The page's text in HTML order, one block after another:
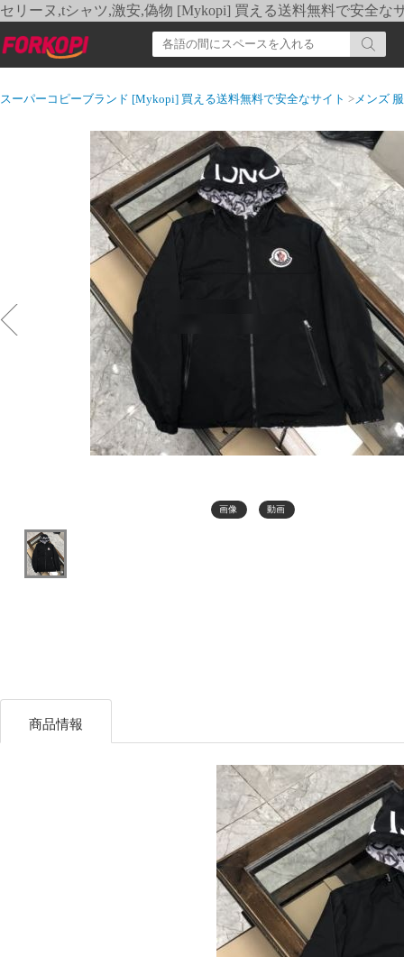
セリーヌ,tシャツ,激安,偽物 [Mykopi] 買える送料無料で安全な
スーパーコピーブランド [Mykopi] 買える送料無料で安全なサイト >メンズ 服
画像 動画
商品情報